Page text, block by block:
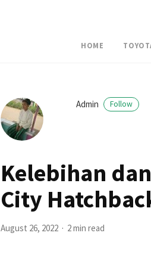
HOME
Admin Follow
Kelebihan
City
August 26, 2022 2 min read